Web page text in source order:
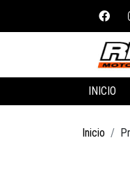
INICIO
Inicio